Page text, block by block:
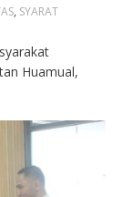
, SYARAT
Huamual,